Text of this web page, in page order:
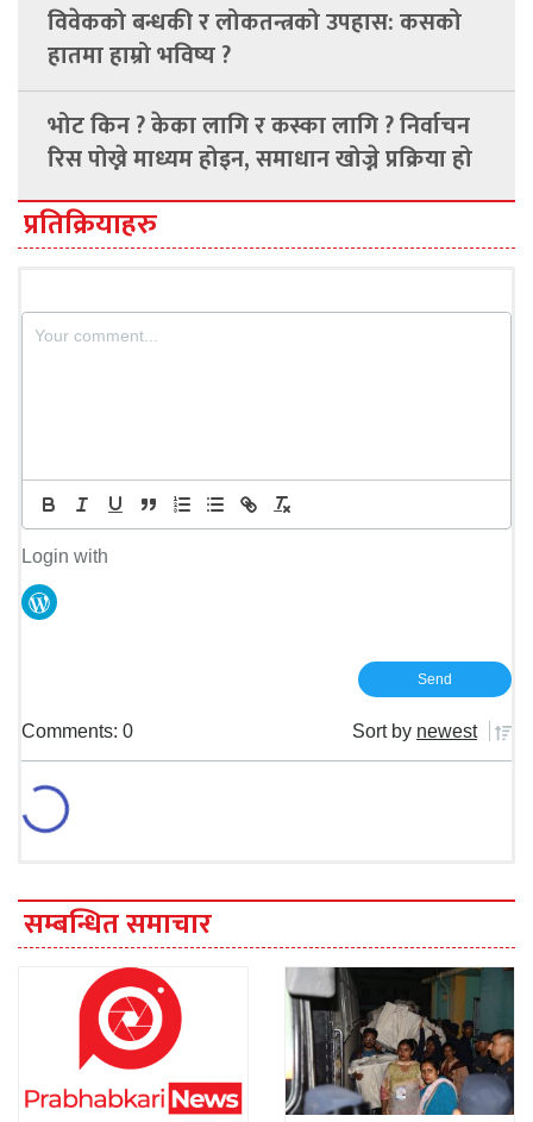
विवेकको बन्धकी र लोकतन्त्रको उपहास: कसको
हातमा हाम्रो भविष्य ?
भोट किन ? केका लागि र कस्का लागि ? निर्वाचन
रिस पोख्ने माध्यम होइन, समाधान खोज्ने प्रक्रिया हो
प्रतिक्रियाहरु
Login with
Comments: 0 Sort by newest
सम्बन्धित समाचार